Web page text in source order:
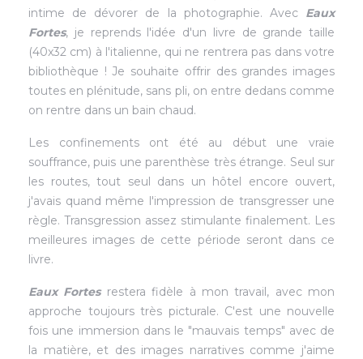
intime de dévorer de la photographie. Avec Eaux
Fortes, je reprends l'idée d'un livre de grande taille
(40x32 cm) à l'italienne, qui ne rentrera pas dans votre
bibliothèque ! Je souhaite offrir des grandes images
toutes en plénitude, sans pli, on entre dedans comme
on rentre dans un bain chaud.
Les confinements ont été au début une vraie
souffrance, puis une parenthèse très étrange. Seul sur
les routes, tout seul dans un hôtel encore ouvert,
j'avais quand même l'impression de transgresser une
règle. Transgression assez stimulante finalement. Les
meilleures images de cette période seront dans ce
livre.
Eaux Fortesrestera fidèle à mon travail, avec mon
approche toujours très picturale. C'est une nouvelle
fois une immersion dans le "mauvais temps" avec de
la matière, et des images narratives comme j'aime